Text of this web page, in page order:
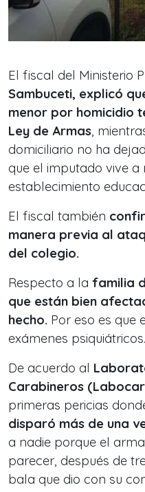
El fiscal del Ministerio
Sambuceti, explicó
menor por homicidio
Ley de Armas,
domiciliario no ha
que el imputado vive a
establecimiento
El fiscal también
manera previa al
del colegio.
Respecto a la familia
que están bien
hecho. Por eso es que
exámenes psiquiátricos.
De acuerdo al
Carabineros
primeras pericias
disparó más de una
a nadie porque el
parecer, después de
bala que dio con su